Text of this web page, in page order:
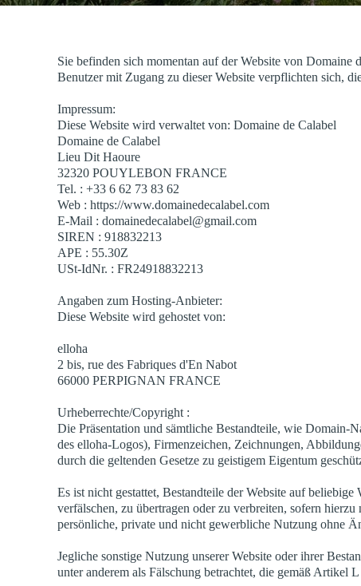
Sie befinden sich momentan auf der Website von Domaine
Benutzer mit Zugang zu dieser Website verpflichten sich,
Impressum:
Diese Website wird verwaltet von: Domaine de Calabel
Domaine de Calabel
Lieu Dit Haoure
32320 POUYLEBON FRANCE
Tel. : +33 6 62 73 83 62
Web : https://www.domainedecalabel.com
E-Mail : domainedecalabel@gmail.com
SIREN : 918832213
APE : 55.30Z
USt-IdNr. : FR24918832213
Angaben zum Hosting-Anbieter:
Diese Website wird gehostet von:
elloha
2 bis, rue des Fabriques d'En Nabot
66000 PERPIGNAN FRANCE
Urheberrechte/Copyright :
Die Präsentation und sämtliche Bestandteile, wie Domain-
des elloha-Logos), Firmenzeichen, Zeichnungen,
durch die geltenden Gesetze zu geistigem Eigentum
Es ist nicht gestattet, Bestandteile der Website auf
verfälschen, zu übertragen oder zu verbreiten, sofern
persönliche, private und nicht gewerbliche Nutzung ohne
Jegliche sonstige Nutzung unserer Website oder ihrer
unter anderem als Fälschung betrachtet, die gemäß Artikel